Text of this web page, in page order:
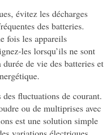
évitez les décharges
des batteries.
fois les appareils
les lorsqu’ils ne sont
de vie des batteries et
fluctuations de courant.
ou de multiprises avec
est une solution simple